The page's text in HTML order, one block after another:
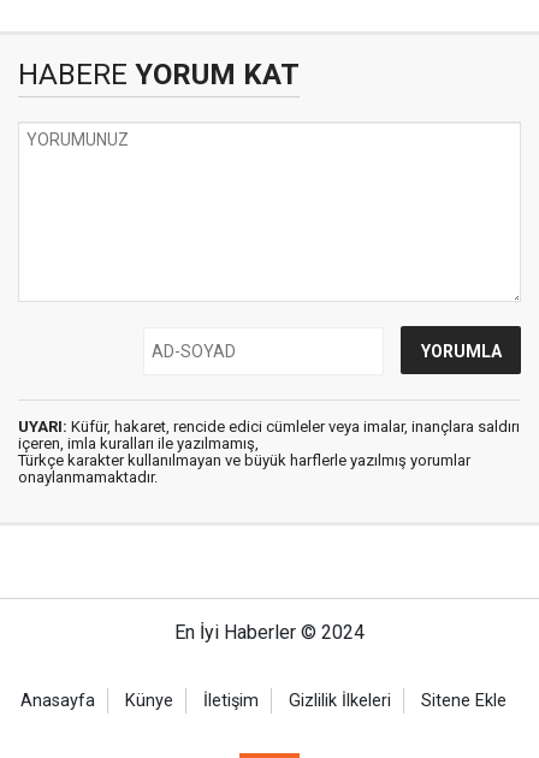
HABERE YORUM KAT
UYARI: Küfür, hakaret, rencide edici cümleler veya imalar, inançlara saldırı
içeren, imla kuralları ile yazılmamış,
Türkçe karakter kullanılmayan ve büyük harflerle yazılmış yorumlar
onaylanmamaktadır.
En İyi Haberler © 2024
Anasayfa Künye İletişim Gizlilik İlkeleri Sitene Ekle